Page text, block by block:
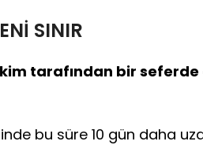
SINIR
tarafından bir seferde
bu süre 10 gün daha